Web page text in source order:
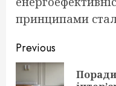
принципами
Continue
Reading
Previous